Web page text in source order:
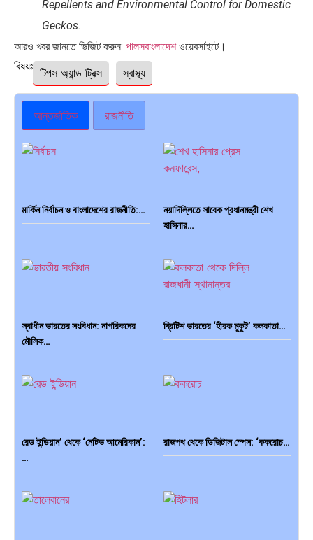
Repellents and Environmental Control for Domestic
Geckos.
আরও খবর জানতে ভিজিট করুন: পালসবাংলাদেশওয়েবসাইটে।
বিষয়ঃ টিপস অ্যান্ড ট্রিক্স স্বাস্থ্য
আন্তর্জাতিক রাজনীতি
মার্কিন নির্বাচন ও বাংলাদেশের রাজনীতি:…
নয়াদিল্লিতে সাবেক প্রধানমন্ত্রী শেখ
হাসিনার…
স্বাধীন ভারতের সংবিধান: নাগরিকদের
মৌলিক…
ব্রিটিশ ভারতের ‘হীরক মুকুট’ কলকাতা…
রেড ইন্ডিয়ান’ থেকে ‘নেটিভ আমেরিকান’:
…
রাজপথ থেকে ডিজিটাল স্পেস: ‘ককরোচ…